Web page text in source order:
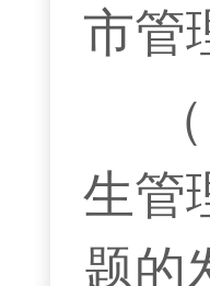
市管
生管
题的